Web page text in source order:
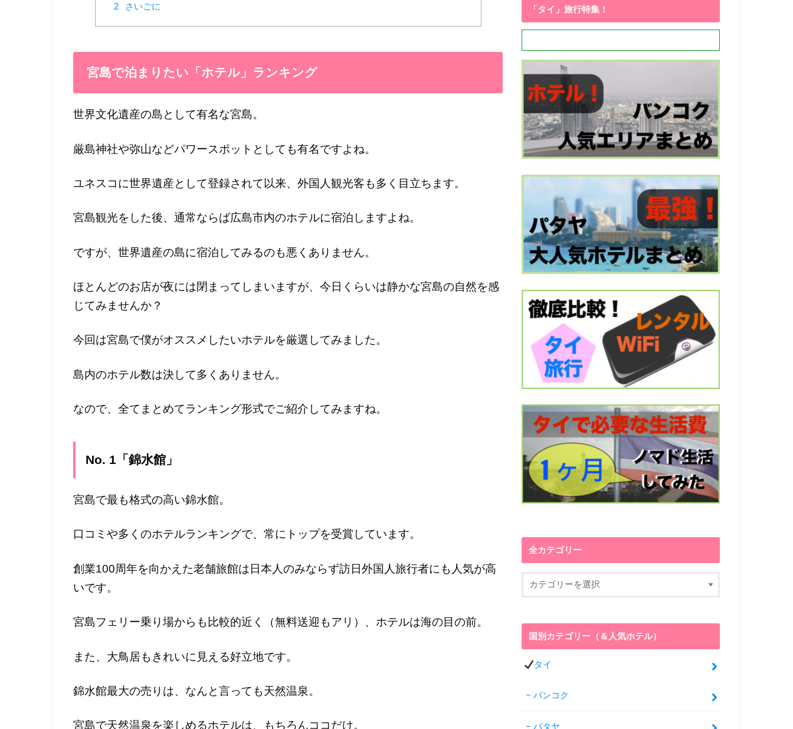
2 さいごに
宮島で泊まりたい「ホテル」ランキング
世界文化遺産の島として有名な宮島。
厳島神社や弥山などパワースポットとしても有名ですよね。
ユネスコに世界遺産として登録されて以来、外国人観光客も多く目立ちます。
宮島観光をした後、通常ならば広島市内のホテルに宿泊しますよね。
ですが、世界遺産の島に宿泊してみるのも悪くありません。
ほとんどのお店が夜には閉まってしまいますが、今日くらいは静かな宮島の自然を感
じてみませんか？
今回は宮島で僕がオススメしたいホテルを厳選してみました。
島内のホテル数は決して多くありません。
なので、全てまとめてランキング形式でご紹介してみますね。
No. 1「錦水館」
宮島で最も格式の高い錦水館。
口コミや多くのホテルランキングで、常にトップを受賞しています。
創業100周年を向かえた老舗旅館は日本人のみならず訪日外国人旅行者にも人気が高
いです。
宮島フェリー乗り場からも比較的近く（無料送迎もアリ）、ホテルは海の目の前。
また、大鳥居もきれいに見える好立地です。
錦水館最大の売りは、なんと言っても天然温泉。
宮島で天然温泉を楽しめるホテルは、もちろんココだけ。
「タイ」旅行特集！
全カテゴリー
国別カテゴリー（＆人気ホテル）
タイ
バンコク
パタヤ